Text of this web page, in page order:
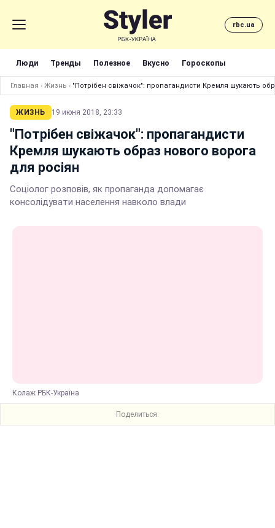
rbc.ua
Люди Тренды Полезное Вкусно Гороскопы
Главная › Жизнь › "Потрібен свіжачок": пропагандисти Кремля шукають
ЖИЗНЬ 19 июня 2018, 23:33
"Потрібен свіжачок": пропагандисти
Кремля шукають образ нового ворога
для росіян
Соціолог розповів, як пропаганда допомагає
консолідувати населення навколо влади
Колаж РБК-Україна
Поделиться: